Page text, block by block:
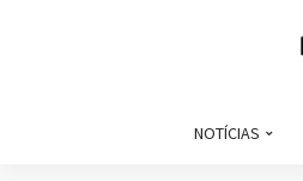
NOTÍCIAS